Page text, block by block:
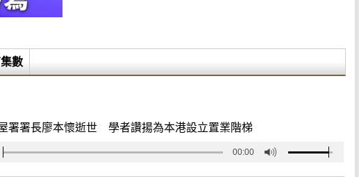
數
署署長廖本懷逝世 學者讚揚為本港設立置業階梯
00:00